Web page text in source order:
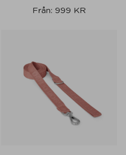
Från: 999 KR